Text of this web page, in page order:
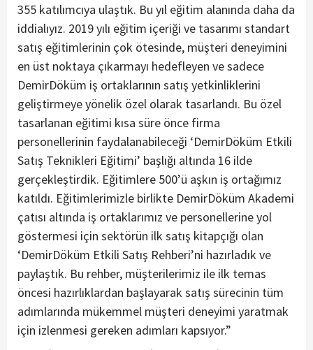
355 katılımcıya ulaştık. Bu yıl eğitim alanında daha da
iddialıyız. 2019 yılı eğitim içeriği ve tasarımı standart
satış eğitimlerinin çok ötesinde, müşteri deneyimini
en üst noktaya çıkarmayı hedefleyen ve sadece
DemirDöküm iş ortaklarının satış yetkinliklerini
geliştirmeye yönelik özel olarak tasarlandı. Bu özel
tasarlanan eğitimi kısa süre önce firma
personellerinin faydalanabileceği ‘DemirDöküm Etkili
Satış Teknikleri Eğitimi’ başlığı altında 16 ilde
gerçekleştirdik. Eğitimlere 500’ü aşkın iş ortağımız
katıldı. Eğitimlerimizle birlikte DemirDöküm Akademi
çatısı altında iş ortaklarımız ve personellerine yol
göstermesi için sektörün ilk satış kitapçığı olan
‘DemirDöküm Etkili Satış Rehberi’ni hazırladık ve
paylaştık. Bu rehber, müşterilerimiz ile ilk temas
öncesi hazırlıklardan başlayarak satış sürecinin tüm
adımlarında mükemmel müşteri deneyimi yaratmak
için izlenmesi gereken adımları kapsıyor.”